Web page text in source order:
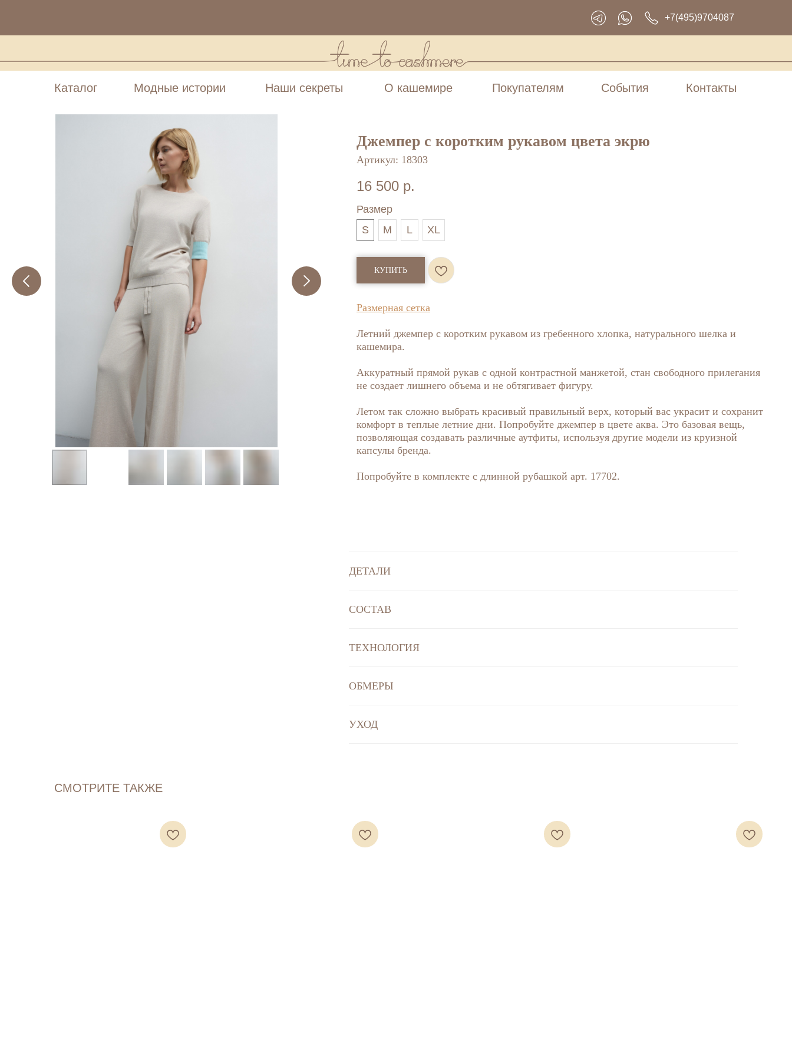
Каталог Наши секреты О кашемире Контакты
События
Покупателям
+7(495)9704087
Модные истории
Джемпер с коротким рукавом цвета экрю
Артикул: 18303
16 500 р.
Размер
S
M L XL
КУПИТЬ
Размерная сетка
Летний джемпер с коротким рукавом из гребенного хлопка, натурального шелка и
кашемира.
Аккуратный прямой рукав с одной контрастной манжетой, стан свободного прилегания
не создает лишнего объема и не обтягивает фигуру.
Летом так сложно выбрать красивый правильный верх, который вас украсит и сохранит
комфорт в теплые летние дни. Попробуйте джемпер в цвете аква. Это базовая вещь,
позволяющая создавать различные аутфиты, используя другие модели из круизной
капсулы бренда.
Попробуйте в комплекте с длинной рубашкой арт. 17702.
ДЕТАЛИ
СОСТАВ
ТЕХНОЛОГИЯ
ОБМЕРЫ
УХОД
СМОТРИТЕ ТАКЖЕ